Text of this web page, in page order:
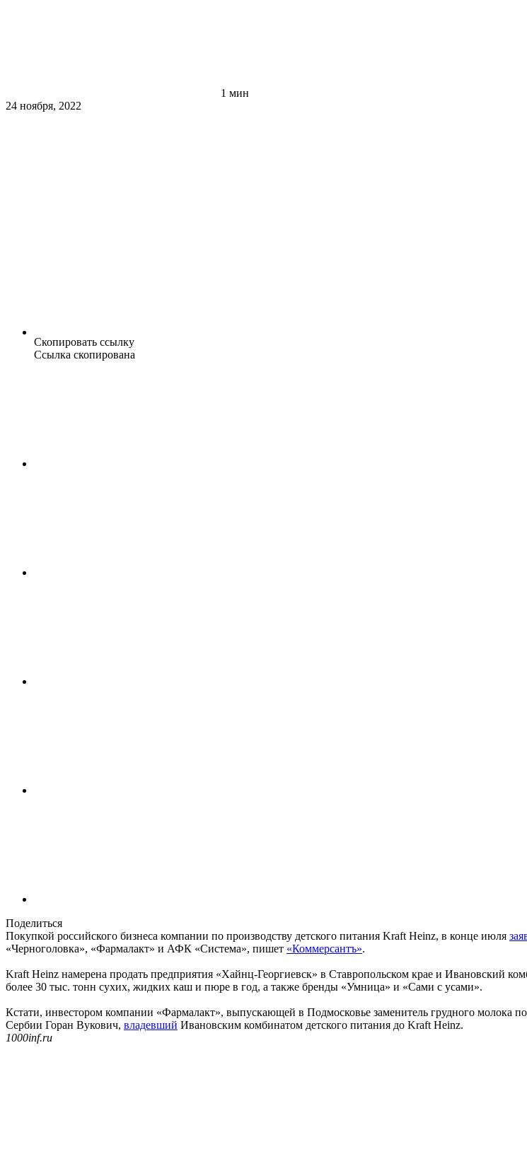
1 мин
24 ноября, 2022
Скопировать ссылку
Ссылка скопирована
Поделиться
Покупкой российского бизнеса компании по производству детского питания Kraft Heinz, в конце июля
«Черноголовка», «Фармалакт» и АФК «Система», пишет «Коммерсантъ».
Kraft Heinz намерена продать предприятия «Хайнц-Георгиевск» в Ставропольском крае и Ивановский
более 30 тыс. тонн сухих, жидких каш и пюре в год, а также бренды «Умница» и «Сами с усами».
Кстати, инвестором компании «Фармалакт», выпускающей в Подмосковье заменитель грудного молока
Сербии Горан Вукович, владевший Ивановским комбинатом детского питания до Kraft Heinz.
1000inf.ru